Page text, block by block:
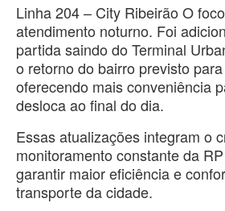
Linha 204 – City Ribeirão O
atendimento noturno. Foi
partida saindo do Terminal
o retorno do bairro previsto
oferecendo mais conveniência
desloca ao final do dia.
Essas atualizações integram o
monitoramento constante da
garantir maior eficiência e
transporte da cidade.